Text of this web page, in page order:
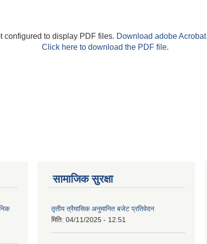
configured to display PDF files. Download adobe Acrobat
Click here to download the PDF file.
सामाजिक सुरक्षा
तृतीय त्रैमासिक अनुमानित बजेट प्रतिवेदन
मिति: 04/11/2025 - 12:51